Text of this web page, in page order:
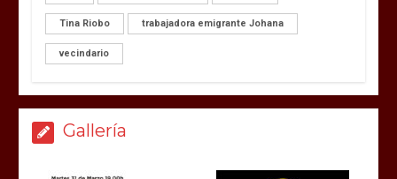
Tina Riobo trabajadora emigrante Johana
vecindario
Gallería